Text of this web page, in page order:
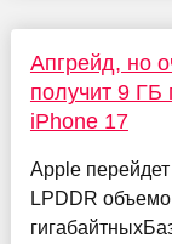
Апгрейд, но
получит 9
iPhone 17
Apple
LPDDR